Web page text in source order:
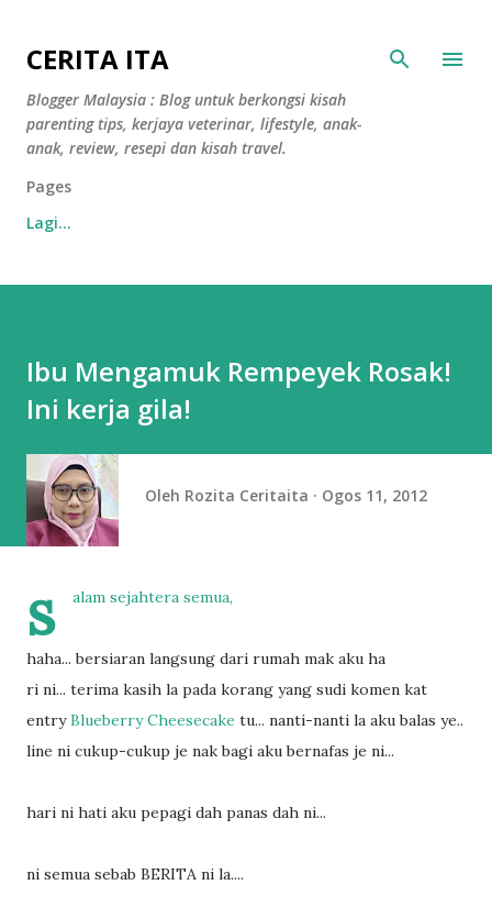
CERITA ITA
Blogger Malaysia : Blog untuk berkongsi kisah
parenting tips, kerjaya veterinar, lifestyle, anak-
anak, review, resepi dan kisah travel.
Pages
Lagi…
Ibu Mengamuk Rempeyek Rosak!
Ini kerja gila!
Oleh Rozita Ceritaita Ogos 11, 2012
s alam sejahtera semua,
haha... bersiaran langsung dari rumah mak aku ha
ri ni... terima kasih la pada korang yang sudi komen kat
entryBlueberry Cheesecake tu... nanti-nanti la aku balas ye..
line ni cukup-cukup je nak bagi aku bernafas je ni...
hari ni hati aku pepagi dah panas dah ni...
ni semua sebab BERITA ni la....